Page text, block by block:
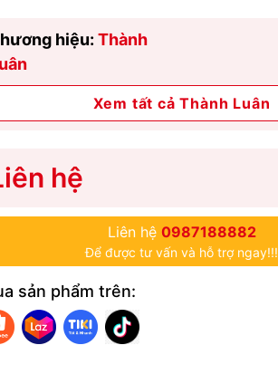
hiệu: Thành
Xem tất cả Thành Luân
hệ
Liên hệ 0987188882
Để được tư vấn và hỗ trợ ngay!!!
sản phẩm trên: